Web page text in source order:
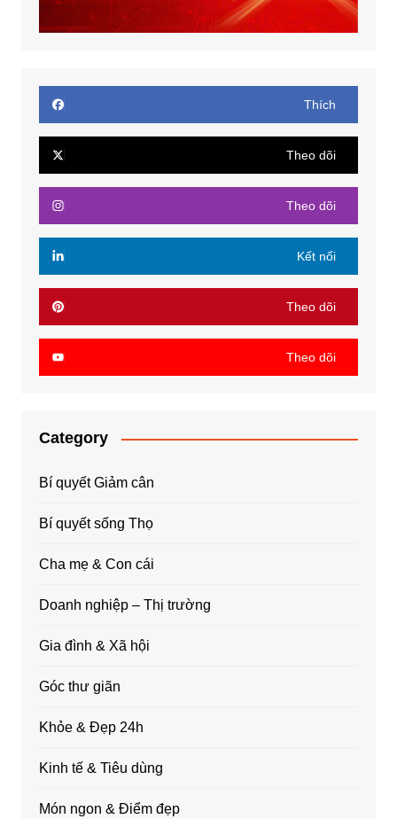
Thích
Theo dõi
Theo dõi
Kết nối
Theo dõi
Theo dõi
Category
Bí quyết Giảm cân
Bí quyết sống Thọ
Cha mẹ & Con cái
Doanh nghiệp – Thị trường
Gia đình & Xã hội
Góc thư giãn
Khỏe & Đẹp 24h
Kinh tế & Tiêu dùng
Món ngon & Điểm đẹp